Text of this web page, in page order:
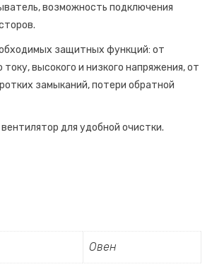
возможность подключения
защитных функций: от
току, высокого и низкого напряжения, от
замыканий, потери обратной
для удобной очистки.
Овен